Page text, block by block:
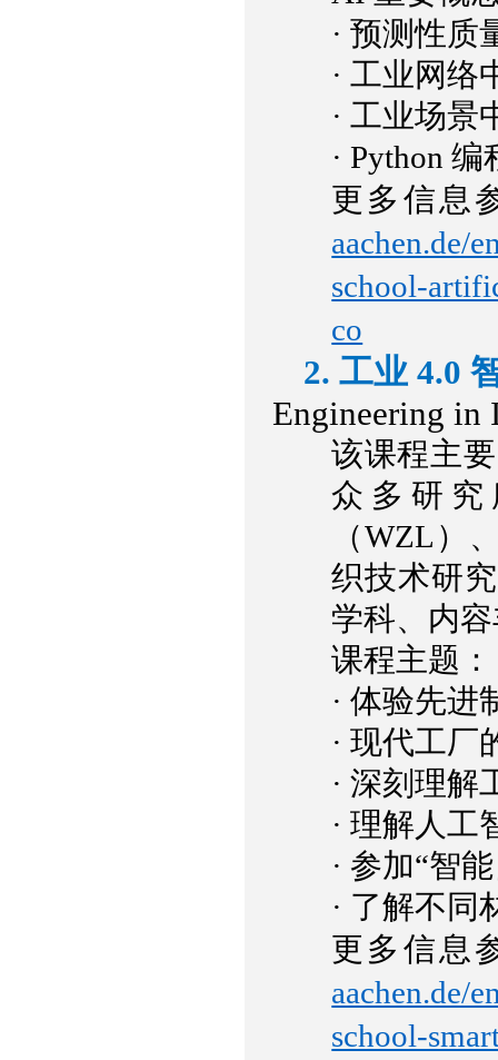
· 预测性质
· 工业网络
· 工业场景
· Python 编
更多信息
aachen.de/
school-
co
2. 工业 4.0
Engineering in
该课程主
众多研
（WZL）
织技术研
学科、内
课程主题：
· 体验先进
· 现代工厂
· 深刻理解
· 理解人工
· 参加“智
· 了解不同
更多信息
aachen.de/
school-